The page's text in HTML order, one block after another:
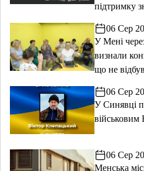
підтримку
06 Сер
У Мені
визнали
що не
06 Сер
У Синявці
06 Сер
Менська